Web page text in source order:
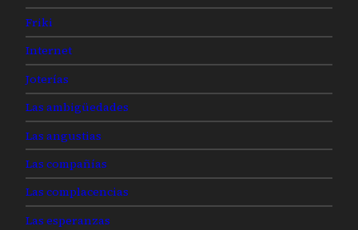
Friki
Internet
Joterías
Las ambigüedades
Las angustias
Las compañías
Las complacencias
Las esperanzas